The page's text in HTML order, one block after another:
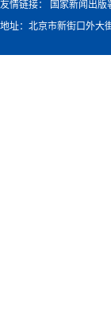
友情链接： 国家新闻出版
地址：北京市新街口外